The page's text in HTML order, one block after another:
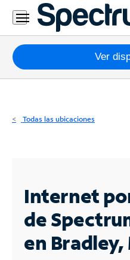
Residencial
Business
Paquetes
Internet
Business
Contáctanos
Ver
Todas las ubicaciones
Internet
de
en Bradley,